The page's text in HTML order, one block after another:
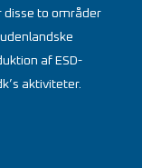
disse to områder
af ESD-
aktiviteter.